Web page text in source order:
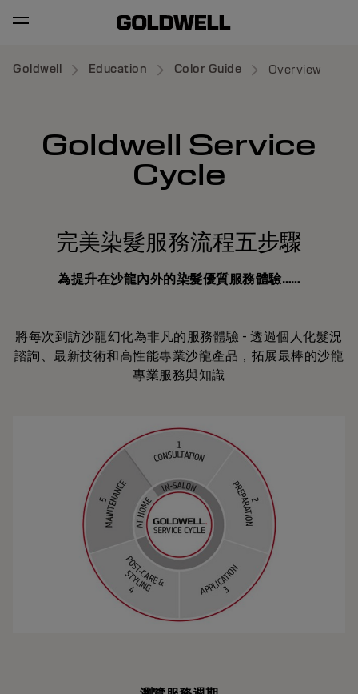
Goldwell Education Color Guide Overview
Goldwell Service
Cycle
完美染髮服務流程五步驟
為提升在沙龍內外的染髮優質服務體驗……
將每次到訪沙龍幻化為非凡的服務體驗 - 透過個人化髮況
諮詢、最新技術和高性能專業沙龍產品，拓展最棒的沙龍
專業服務與知識